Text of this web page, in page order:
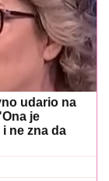
udario na
je
ne zna da